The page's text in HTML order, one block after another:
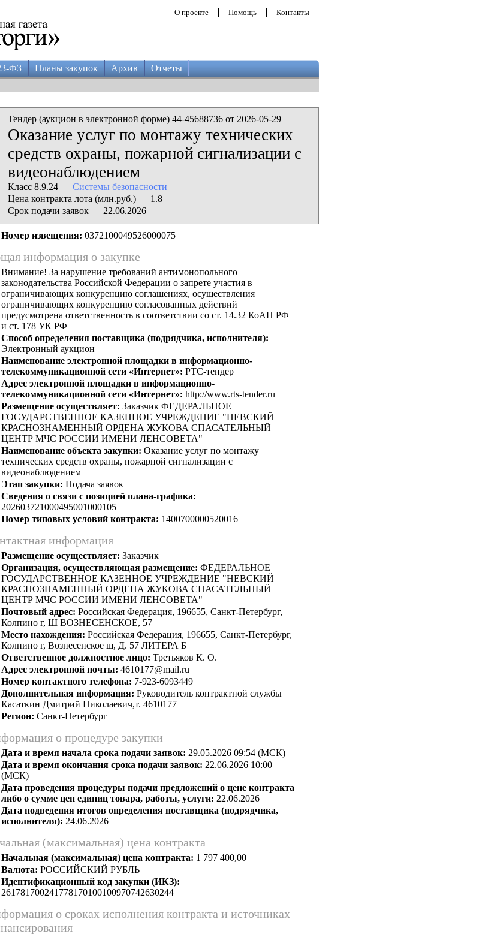
О проекте Помощь Контакты
ФЗ Планы закупок Архив Отчеты
Тендер (аукцион в электронной форме) 44-45688736 от 2026-05-29
Оказание услуг по монтажу технических
средств охраны, пожарной сигнализации с
видеонаблюдением
Класс 8.9.24 — Системы безопасности
Цена контракта лота (млн.руб.) — 1.8
Срок подачи заявок — 22.06.2026
Номер извещения: 0372100049526000075
информация о закупке
Внимание! За нарушение требований антимонопольного
законодательства Российской Федерации о запрете участия в
ограничивающих конкуренцию соглашениях, осуществления
ограничивающих конкуренцию согласованных действий
предусмотрена ответственность в соответствии со ст. 14.32 КоАП РФ
и ст. 178 УК РФ
Способ определения поставщика (подрядчика, исполнителя):
Электронный аукцион
Наименование электронной площадки в информационно-
телекоммуникационной сети «Интернет»: РТС-тендер
Адрес электронной площадки в информационно-
телекоммуникационной сети «Интернет»: http://www.rts-tender.ru
Размещение осуществляет: Заказчик ФЕДЕРАЛЬНОЕ
ГОСУДАРСТВЕННОЕ КАЗЕННОЕ УЧРЕЖДЕНИЕ "НЕВСКИЙ
КРАСНОЗНАМЕННЫЙ ОРДЕНА ЖУКОВА СПАСАТЕЛЬНЫЙ
ЦЕНТР МЧС РОССИИ ИМЕНИ ЛЕНСОВЕТА"
Наименование объекта закупки: Оказание услуг по монтажу
технических средств охраны, пожарной сигнализации с
видеонаблюдением
Этап закупки: Подача заявок
Сведения о связи с позицией плана-графика:
202603721000495001000105
Номер типовых условий контракта: 1400700000520016
информация
Размещение осуществляет: Заказчик
Организация, осуществляющая размещение: ФЕДЕРАЛЬНОЕ
ГОСУДАРСТВЕННОЕ КАЗЕННОЕ УЧРЕЖДЕНИЕ "НЕВСКИЙ
КРАСНОЗНАМЕННЫЙ ОРДЕНА ЖУКОВА СПАСАТЕЛЬНЫЙ
ЦЕНТР МЧС РОССИИ ИМЕНИ ЛЕНСОВЕТА"
Почтовый адрес: Российская Федерация, 196655, Санкт-Петербург,
Колпино г, Ш ВОЗНЕСЕНСКОЕ, 57
Место нахождения: Российская Федерация, 196655, Санкт-Петербург,
Колпино г, Вознесенское ш, Д. 57 ЛИТЕРА Б
Ответственное должностное лицо: Третьяков К. О.
Адрес электронной почты: 4610177@mail.ru
Номер контактного телефона: 7-923-6093449
Дополнительная информация: Руководитель контрактной службы
Касаткин Дмитрий Николаевич,т. 4610177
Регион: Санкт-Петербург
о процедуре закупки
Дата и время начала срока подачи заявок: 29.05.2026 09:54 (МСК)
Дата и время окончания срока подачи заявок: 22.06.2026 10:00
(МСК)
Дата проведения процедуры подачи предложений о цене контракта
либо о сумме цен единиц товара, работы, услуги: 22.06.2026
Дата подведения итогов определения поставщика (подрядчика,
исполнителя): 24.06.2026
(максимальная) цена контракта
Начальная (максимальная) цена контракта: 1 797 400,00
Валюта: РОССИЙСКИЙ РУБЛЬ
Идентификационный код закупки (ИКЗ):
261781700241778170100100970742630244
о сроках исполнения контракта и источниках